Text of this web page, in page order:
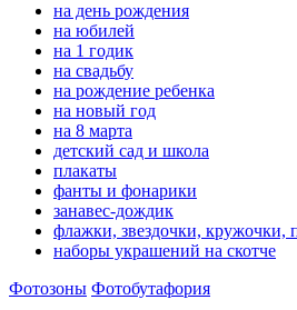
на день рождения
на юбилей
на 1 годик
на свадьбу
на рождение ребенка
на новый год
на 8 марта
детский сад и школа
плакаты
фанты и фонарики
занавес-дождик
флажки, звездочки, кружочки,
наборы украшений на скотче
Фотозоны Фотобутафория